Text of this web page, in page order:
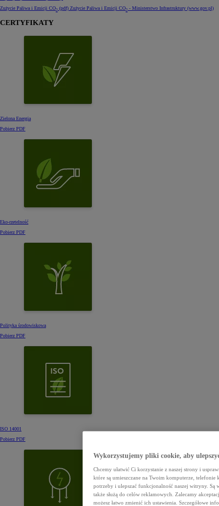
Zużycie Paliwa i Emicji CO2 (pdf) Zużycie Paliwa i Emicji CO2 - Ministerstwo Infrastruktury (www.gov.pl)
CERTYFIKATY
Zielona Energia
Pobierz PDF
Eko-rzetelność
Pobierz PDF
Polityka środowiskowa
Pobierz PDF
ISO 14001
Pobierz PDF
Wykorzystujemy pliki cookie, aby
Chcemy ułatwić Ci korzystanie z naszej strony i
które są umieszczane na Twoim komputerze,
potrzeby i ulepszać funkcjonalność naszej witryny. Są
także służą do celów reklamowych. Zalecamy
możesz łatwo zmienić ich ustawienia. Szczegółowe